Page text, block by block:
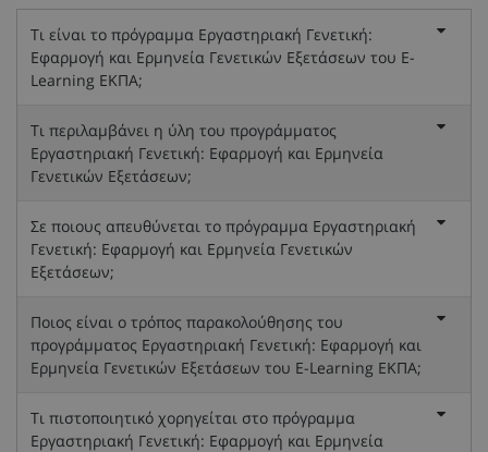
Τι είναι το πρόγραμμα Εργαστηριακή Γενετική:
Εφαρμογή και Ερμηνεία Γενετικών Εξετάσεων του E-
Learning ΕΚΠΑ;
Τι περιλαμβάνει η ύλη του προγράμματος
Εργαστηριακή Γενετική: Εφαρμογή και Ερμηνεία
Γενετικών Εξετάσεων;
Σε ποιους απευθύνεται το πρόγραμμα Εργαστηριακή
Γενετική: Εφαρμογή και Ερμηνεία Γενετικών
Εξετάσεων;
Ποιος είναι ο τρόπος παρακολούθησης του
προγράμματος Εργαστηριακή Γενετική: Εφαρμογή και
Ερμηνεία Γενετικών Εξετάσεων του E-Learning ΕΚΠΑ;
Τι πιστοποιητικό χορηγείται στο πρόγραμμα
Εργαστηριακή Γενετική: Εφαρμογή και Ερμηνεία